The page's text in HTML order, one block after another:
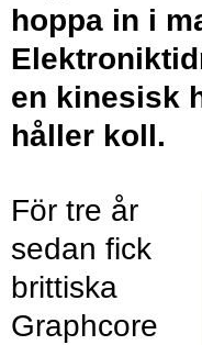
hoppa in i
en kinesisk
håller koll.
För tre år
sedan fick
brittiska
Graphcore